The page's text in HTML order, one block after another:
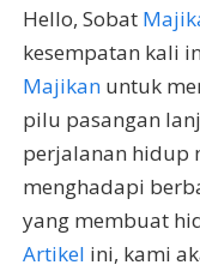
Hello, Sobat
kesempatan kali
Majikan untuk
pilu pasangan
perjalanan hidup
menghadapi
yang membuat
Artikel ini, kami